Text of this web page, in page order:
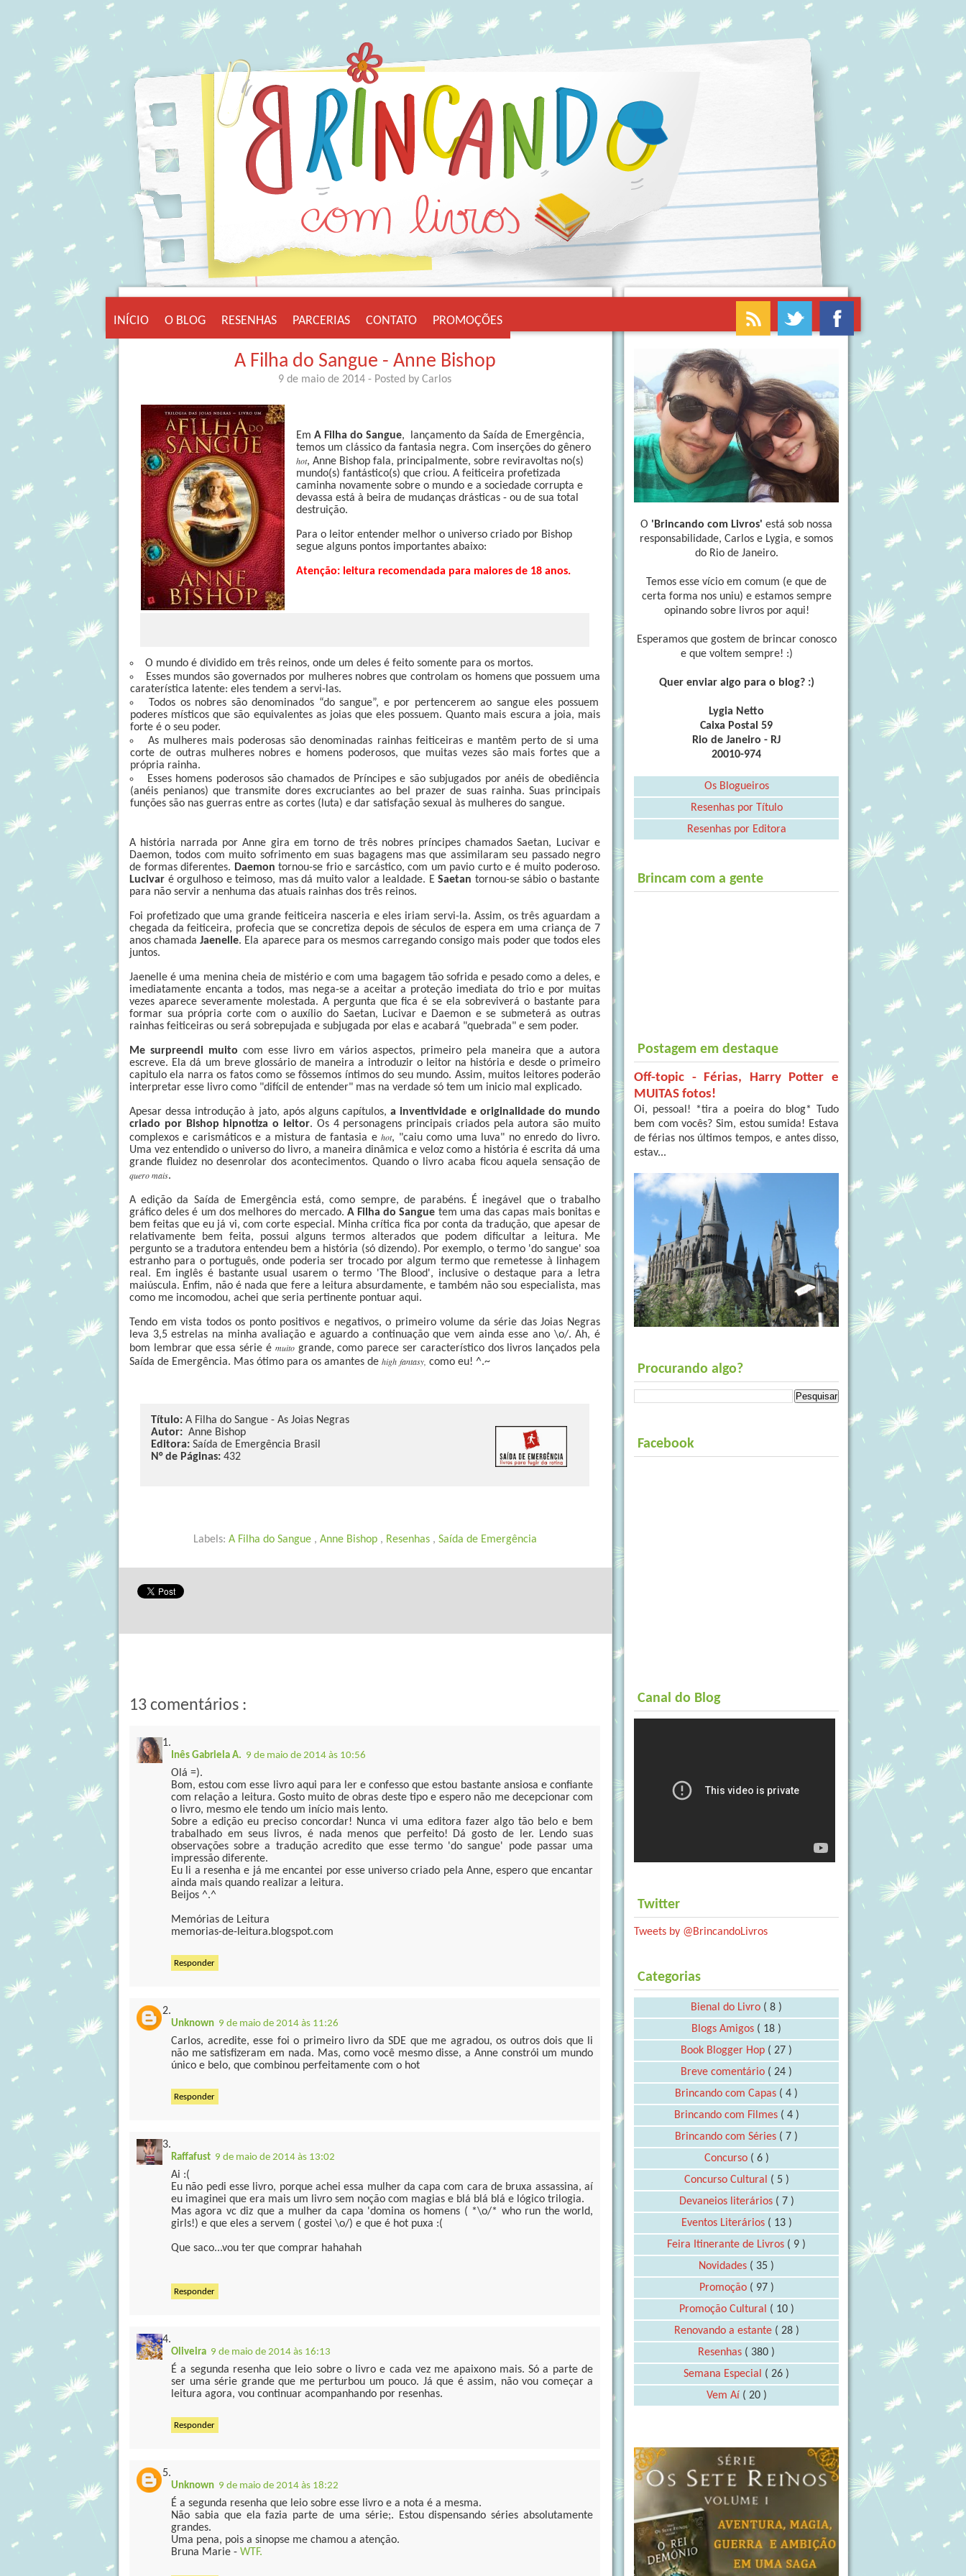
INÍCIO O BLOG RESENHAS PARCERIAS CONTATO PROMOÇÕES
A Filha do Sangue - Anne Bishop
9 de maio de 2014 - Posted by Carlos
Em A Filha do Sangue, lançamento da Saída de Emergência,
temos um clássico da fantasia negra. Com inserções do gênero
hot, Anne Bishop fala, principalmente, sobre reviravoltas no(s)
mundo(s) fantástico(s) que criou. A feiticeira profetizada
caminha novamente sobre o mundo e a sociedade corrupta e
devassa está à beira de mudanças drásticas - ou de sua total
destruição.
Para o leitor entender melhor o universo criado por Bishop
segue alguns pontos importantes abaixo:
Atenção: leitura recomendada para maiores de 18 anos.
O mundo é dividido em três reinos, onde um deles é feito somente para os mortos.
Esses mundos são governados por mulheres nobres que controlam os homens que possuem uma
caraterística latente: eles tendem a servi-las.
Todos os nobres são denominados “do sangue”, e por pertencerem ao sangue eles possuem
poderes místicos que são equivalentes as joias que eles possuem. Quanto mais escura a joia, mais
forte é o seu poder.
As mulheres mais poderosas são denominadas rainhas feiticeiras e mantêm perto de si uma
corte de outras mulheres nobres e homens poderosos, que muitas vezes são mais fortes que a
própria rainha.
Esses homens poderosos são chamados de Príncipes e são subjugados por anéis de obediência
(anéis penianos) que transmite dores excruciantes ao bel prazer de suas rainha. Suas principais
funções são nas guerras entre as cortes (luta) e dar satisfação sexual às mulheres do sangue.
A história narrada por Anne gira em torno de três nobres príncipes chamados Saetan, Lucivar e
Daemon, todos com muito sofrimento em suas bagagens mas que assimilaram seu passado negro
de formas diferentes. Daemon tornou-se frio e sarcástico, com um pavio curto e é muito poderoso.
Lucivar é orgulhoso e teimoso, mas dá muito valor a lealdade. ESaetan tornou-se sábio o bastante
para não servir a nenhuma das atuais rainhas dos três reinos.
Foi profetizado que uma grande feiticeira nasceria e eles iriam servi-la. Assim, os três aguardam a
chegada da feiticeira, profecia que se concretiza depois de séculos de espera em uma criança de 7
anos chamadaJaenelle. Ela aparece para os mesmos carregando consigo mais poder que todos eles
juntos.
Jaenelle é uma menina cheia de mistério e com uma bagagem tão sofrida e pesado como a deles, e
imediatamente encanta a todos, mas nega-se a aceitar a proteção imediata do trio e por muitas
vezes aparece severamente molestada. A pergunta que fica é se ela sobreviverá o bastante para
formar sua própria corte com o auxílio do Saetan, Lucivar e Daemon e se submeterá as outras
rainhas feiticeiras ou será sobrepujada e subjugada por elas e acabará "quebrada" e sem poder.
Me surpreendi muito com esse livro em vários aspectos, primeiro pela maneira que a autora
escreve. Ela dá um breve glossário de maneira a introduzir o leitor na história e desde o primeiro
capitulo ela narra os fatos como se fôssemos íntimos do seu mundo. Assim, muitos leitores poderão
interpretar esse livro como "difícil de entender" mas na verdade só tem um inicio mal explicado.
Apesar dessa introdução à jato, após alguns capítulos,a inventividade e originalidade do mundo
criado por Bishop hipnotiza o leitor. Os 4 personagens principais criados pela autora são muito
complexos e carismáticos e a mistura de fantasia ehot, "caiu como uma luva" no enredo do livro.
Uma vez entendido o universo do livro, a maneira dinâmica e veloz como a história é escrita dá uma
grande fluidez no desenrolar dos acontecimentos. Quando o livro acaba ficou aquela sensação de
quero mais.
A edição da Saída de Emergência está, como sempre, de parabéns. É inegável que o trabalho
gráfico deles é um dos melhores do mercado. A Filha do Sangue tem uma das capas mais bonitas e
bem feitas que eu já vi, com corte especial. Minha crítica fica por conta da tradução, que apesar de
relativamente bem feita, possui alguns termos alterados que podem dificultar a leitura. Me
pergunto se a tradutora entendeu bem a história (só dizendo). Por exemplo, o termo 'do sangue' soa
estranho para o português, onde poderia ser trocado por algum termo que remetesse à linhagem
real. Em inglês é bastante usual usarem o termo 'The Blood', inclusive o destaque para a letra
maiúscula. Enfim, não é nada que fere a leitura absurdamente, e também não sou especialista, mas
como me incomodou, achei que seria pertinente pontuar aqui.
Tendo em vista todos os ponto positivos e negativos, o primeiro volume da série das Joias Negras
leva 3,5 estrelas na minha avaliação e aguardo a continuação que vem ainda esse ano \o/. Ah, é
bom lembrar que essa série é muitogrande, como parece ser característico dos livros lançados pela
Saída de Emergência. Mas ótimo para os amantes de high fantasy, como eu! ^.~
Título: A Filha do Sangue - As Joias Negras
Autor: Anne Bishop
Editora: Saída de Emergência Brasil
N° de Páginas: 432
Labels: A Filha do Sangue , Anne Bishop , Resenhas , Saída de Emergência
13 comentários :
Inês Gabriela A. 9 de maio de 2014 às 10:56
Olá =).
Bom, estou com esse livro aqui para ler e confesso que estou bastante ansiosa e confiante
com relação a leitura. Gosto muito de obras deste tipo e espero não me decepcionar com
o livro, mesmo ele tendo um início mais lento.
Sobre a edição eu preciso concordar! Nunca vi uma editora fazer algo tão belo e bem
trabalhado em seus livros, é nada menos que perfeito! Dá gosto de ler. Lendo suas
observações sobre a tradução acredito que esse termo 'do sangue' pode passar uma
impressão diferente.
Eu li a resenha e já me encantei por esse universo criado pela Anne, espero que encantar
ainda mais quando realizar a leitura.
Beijos ^.^
Memórias de Leitura
memorias-de-leitura.blogspot.com
Responder
Unknown 9 de maio de 2014 às 11:26
Carlos, acredite, esse foi o primeiro livro da SDE que me agradou, os outros dois que li
não me satisfizeram em nada. Mas, como você mesmo disse, a Anne constrói um mundo
único e belo, que combinou perfeitamente com o hot
Responder
Raffafust 9 de maio de 2014 às 13:02
Ai :(
Eu não pedi esse livro, porque achei essa mulher da capa com cara de bruxa assassina, aí
eu imaginei que era mais um livro sem noção com magias e blá blá blá e lógico trilogia.
Mas agora vc diz que a mulher da capa 'domina os homens ( *\o/* who run the world,
girls!) e que eles a servem ( gostei \o/) e que é hot puxa :(
Que saco...vou ter que comprar hahahah
Responder
Oliveira 9 de maio de 2014 às 16:13
É a segunda resenha que leio sobre o livro e cada vez me apaixono mais. Só a parte de
ser uma série grande que me perturbou um pouco. Já que é assim, não vou começar a
leitura agora, vou continuar acompanhando por resenhas.
Responder
Unknown 9 de maio de 2014 às 18:22
É a segunda resenha que leio sobre esse livro e a nota é a mesma.
Não sabia que ela fazia parte de uma série;. Estou dispensando séries absolutamente
grandes.
Uma pena, pois a sinopse me chamou a atenção.
Bruna Marie - WTF.
O 'Brincando com Livros' está sob nossa
responsabilidade, Carlos e Lygia, e somos
do Rio de Janeiro.
Temos esse vício em comum (e que de
certa forma nos uniu) e estamos sempre
opinando sobre livros por aqui!
Esperamos que gostem de brincar conosco
e que voltem sempre! :)
Quer enviar algo para o blog? :)
Lygia Netto
Caixa Postal 59
Rio de Janeiro - RJ
20010-974
Os Blogueiros
Resenhas por Título
Resenhas por Editora
Brincam com a gente
Postagem em destaque
Off-topic - Férias, Harry Potter e
MUITAS fotos!
Oi, pessoal! *tira a poeira do blog* Tudo
bem com vocês? Sim, estou sumida! Estava
de férias nos últimos tempos, e antes disso,
estav...
Procurando algo?
Facebook
Canal do Blog
Twitter
Tweets by @BrincandoLivros
Categorias
Bienal do Livro ( 8 )
Blogs Amigos ( 18 )
Book Blogger Hop ( 27 )
Breve comentário ( 24 )
Brincando com Capas ( 4 )
Brincando com Filmes ( 4 )
Brincando com Séries ( 7 )
Concurso ( 6 )
Concurso Cultural ( 5 )
Devaneios literários ( 7 )
Eventos Literários ( 13 )
Feira Itinerante de Livros ( 9 )
Novidades ( 35 )
Promoção ( 97 )
Promoção Cultural ( 10 )
Renovando a estante ( 28 )
Resenhas ( 380 )
Semana Especial ( 26 )
Vem Aí ( 20 )